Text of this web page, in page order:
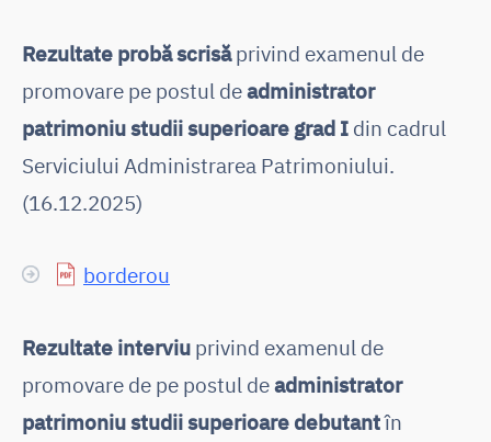
Rezultate probă scrisăprivind examenul de
promovare pe postul deadministrator
patrimoniu studii superioare grad I din cadrul
Serviciului Administrarea Patrimoniului.
(16.12.2025)
borderou
Rezultate interviu privind examenul de
promovare de pe postul deadministrator
patrimoniu studii superioare debutantîn